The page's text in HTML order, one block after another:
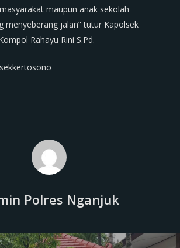
maupun anak sekolah
menyeberang jalan” tutur Kapolsek
Rahayu Rini S.Pd.
Polres Nganjuk